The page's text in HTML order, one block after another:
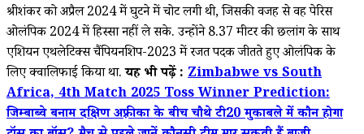
श्रीशंकर को अप्रैल 2024 में घुटने में चोट लगी थी, जिसकी वजह से वह पेरिस
ओलंपिक 2024 में हिस्सा नहीं ले सके. उन्होंने 8.37 मीटर की छलांग के साथ
एशियन एथलेटिक्स चैंपियनशिप-2023 में रजत पदक जीतते हुए ओलंपिक के
लिए क्वालिफाई किया था.यह भी पढ़ें : Zimbabwe vs South
Africa, 4th Match 2025 Toss Winner Prediction:
जिम्बाब्वे बनाम दक्षिण अफ़्रीका के बीच चौथे टी20 मुकाबले में कौन होगा